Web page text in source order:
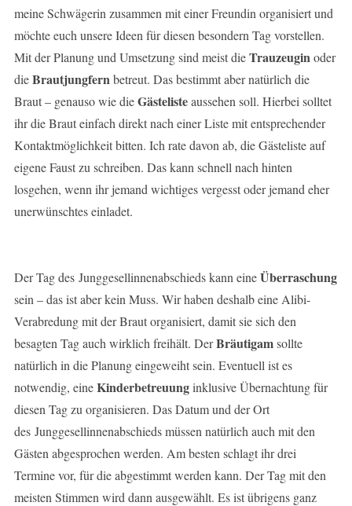
meine Schwägerin zusammen mit einer Freundin organisiert und
möchte euch unsere Ideen für diesen besondern Tag vorstellen.
Mit der Planung und Umsetzung sind meist dieTrauzeuginoder
dieBrautjungfernbetreut. Das bestimmt aber natürlich die
Braut – genauso wie dieGästelisteaussehen soll. Hierbei solltet
ihr die Braut einfach direkt nach einer Liste mit entsprechender
Kontaktmöglichkeit bitten. Ich rate davon ab, die Gästeliste auf
eigene Faust zu schreiben. Das kann schnell nach hinten
losgehen, wenn ihr jemand wichtiges vergesst oder jemand eher
unerwünschtes einladet.
Der Tag des Junggesellinnenabschieds kann eineÜberraschung
sein – das ist aber kein Muss. Wir haben deshalb eine Alibi-
Verabredung mit der Braut organisiert, damit sie sich den
besagten Tag auch wirklich freihält. DerBräutigamsollte
natürlich in die Planung eingeweiht sein. Eventuell ist es
notwendig, eineKinderbetreuunginklusive Übernachtung für
diesen Tag zu organisieren. Das Datum und der Ort
des Junggesellinnenabschieds müssen natürlich auch mit den
Gästen abgesprochen werden. Am besten schlagt ihr drei
Termine vor, für die abgestimmt werden kann. Der Tag mit den
meisten Stimmen wird dann ausgewählt. Es ist übrigens ganz